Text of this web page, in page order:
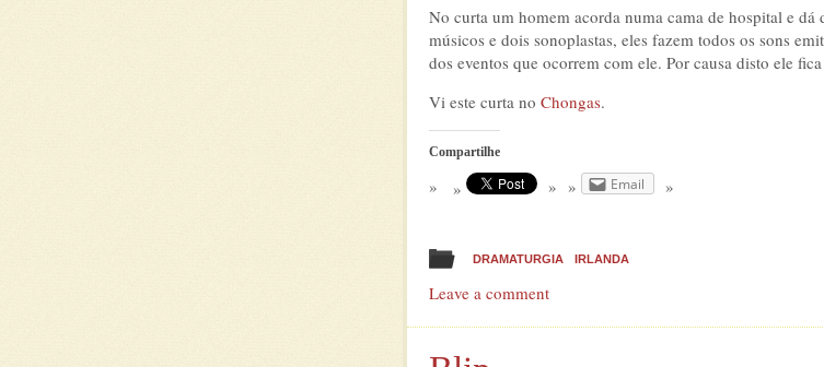
No curta um homem acorda numa cama de hospital e dá
músicos e dois sonoplastas, eles fazem todos os sons
dos eventos que ocorrem com ele. Por causa disto ele
Vi este curta no Chongas.
Compartilhe
Email
DRAMATURGIA IRLANDA
Leave a comment